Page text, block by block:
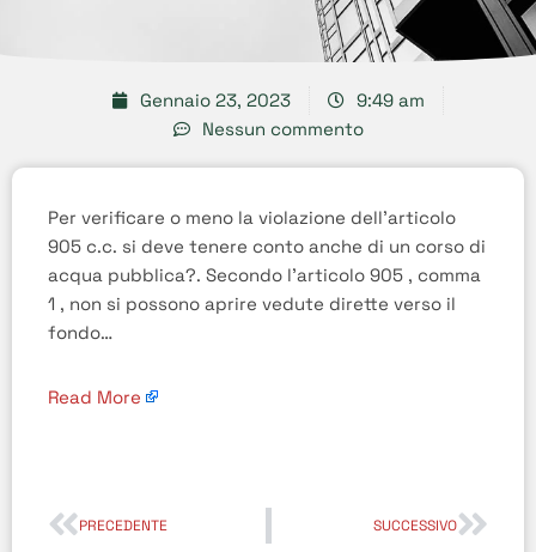
Gennaio 23, 2023
9:49 am
Nessun commento
Per verificare o meno la violazione dell’articolo
905 c.c. si deve tenere conto anche di un corso di
acqua pubblica?. Secondo l’articolo 905 , comma
1 , non si possono aprire vedute dirette verso il
fondo…
Read More
PRECEDENTE SUCCESSIVO